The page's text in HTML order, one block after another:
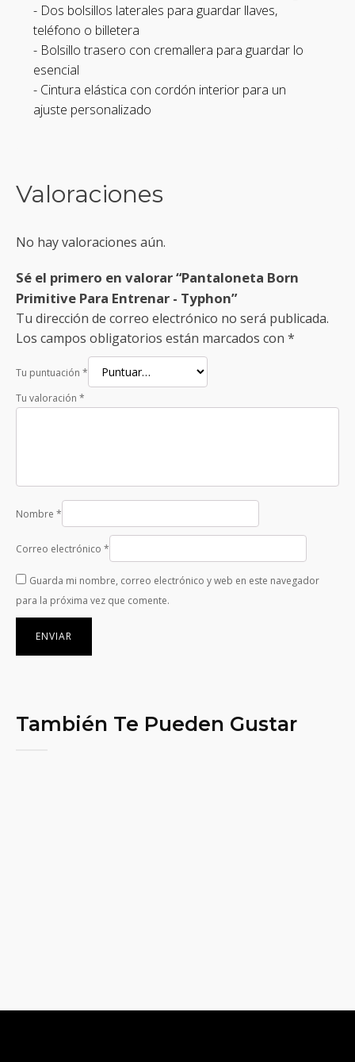
- Dos bolsillos laterales para guardar llaves,
teléfono o billetera
- Bolsillo trasero con cremallera para guardar lo
esencial
- Cintura elástica con cordón interior para un
ajuste personalizado
Valoraciones
No hay valoraciones aún.
Sé el primero en valorar “Pantaloneta Born
Primitive Para Entrenar - Typhon”
Tu dirección de correo electrónico no será publicada.
Los campos obligatorios están marcados con *
Tu puntuación *
Tu valoración *
Nombre *
Correo electrónico *
Guarda mi nombre, correo electrónico y web en este navegador
para la próxima vez que comente.
También Te Pueden Gustar